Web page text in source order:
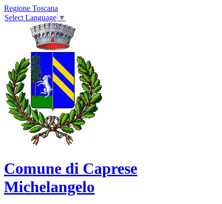
Regione Toscana
Select Language ▼
Comune di Caprese
Michelangelo